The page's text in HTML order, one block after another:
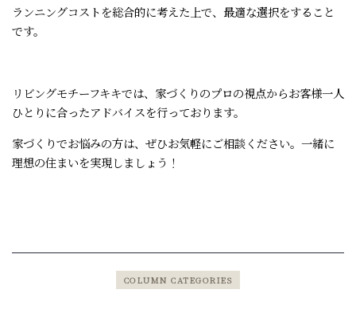
ランニングコストを総合的に考えた上で、最適な選択をすること
です。
リビングモチーフキキでは、家づくりのプロの視点からお客様一人
ひとりに合ったアドバイスを行っております。
家づくりでお悩みの方は、ぜひお気軽にご相談ください。一緒に
理想の住まいを実現しましょう！
COLUMN CATEGORIES